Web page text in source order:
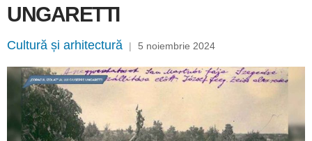
UNGARETTI
Cultură și arhitectură | 5 noiembrie 2024